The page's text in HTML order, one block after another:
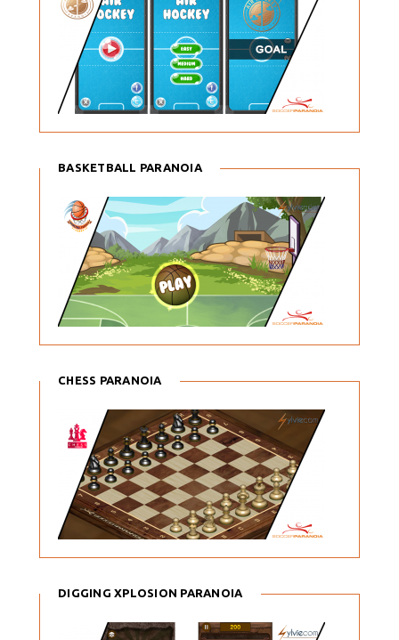
BASKETBALL PARANOIA
CHESS PARANOIA
DIGGING XPLOSION PARANOIA